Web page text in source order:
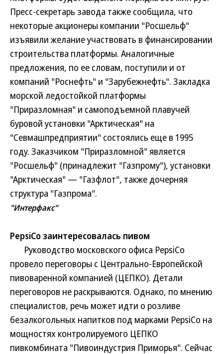
Пресс-секретарь завода также сообщила, что
некоторые акционеры компании "Росшельф"
изъявили желание участвовать в финансировании
строительства платформы. Аналогичные
предложения, по ее словам, поступили и от
компаний "Роснефть" и "Зарубежнефть". Закладка
морской ледостойкой платформы
"Приразломная" и самоподъемной плавучей
буровой установки "Арктическая" на
"Севмашпредприятии" состоялись еще в 1995
году. Заказчиком "Приразломной" является
"Росшельф" (принадлежит "Газпрому"), установки
"Арктическая" — "Газфлот", также дочерняя
структура "Газпрома".
"Интерфакс"
PepsiCo заинтересовалась пивом
Руководство московского офиса PepsiCo
провело переговоры с Центрально-Европейской
пивоваренной компанией (ЦЕПКО). Детали
переговоров не раскрываются. Однако, по мнению
специалистов, речь может идти о розливе
безалкогольных напитков под марками PepsiCo на
мощностях контролируемого ЦЕПКО
пивкомбината "Пивоиндустрия Приморья". Сейчас